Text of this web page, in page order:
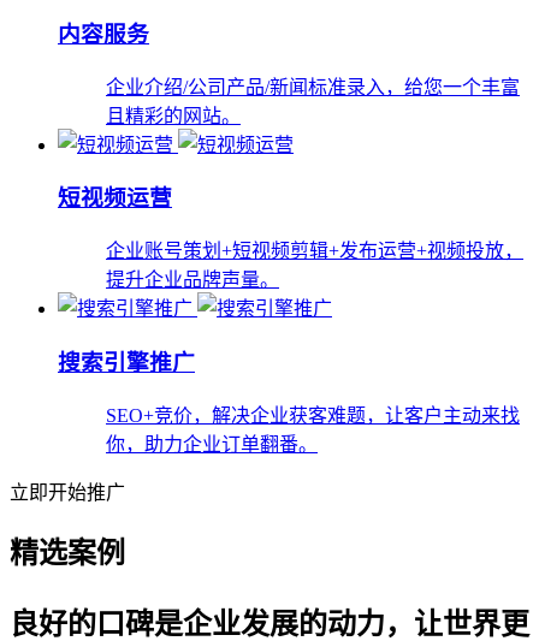
内容服务
企业介绍/公司产品/新闻标准录入，给您一个丰富
且精彩的网站。
短视频运营
企业账号策划+短视频剪辑+发布运营+视频投放，
提升企业品牌声量。
搜索引擎推广
SEO+竞价，解决企业获客难题，让客户主动来找
你，助力企业订单翻番。
立即开始推广
精选案例
良好的口碑是企业发展的动力，让世界更